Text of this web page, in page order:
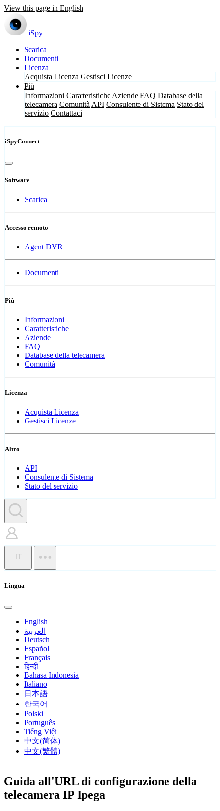
View this page in English
iSpy
Scarica
Documenti
Licenza
Acquista Licenza Gestisci Licenze
Più
Informazioni Caratteristiche Aziende FAQ Database della
telecamera Comunità API Consulente di Sistema Stato del
servizio Contattaci
iSpyConnect
Software
Scarica
Accesso remoto
Agent DVR
Documenti
Più
Informazioni
Caratteristiche
Aziende
FAQ
Database della telecamera
Comunità
Licenza
Acquista Licenza
Gestisci Licenze
Altro
API
Consulente di Sistema
Stato del servizio
IT
Lingua
English
العربية
Deutsch
Español
Français
हिन्दी
Bahasa Indonesia
Italiano
日本語
한국어
Polski
Português
Tiếng Việt
中文(简体)
中文(繁體)
Guida all'URL di configurazione della
telecamera IP Ipega